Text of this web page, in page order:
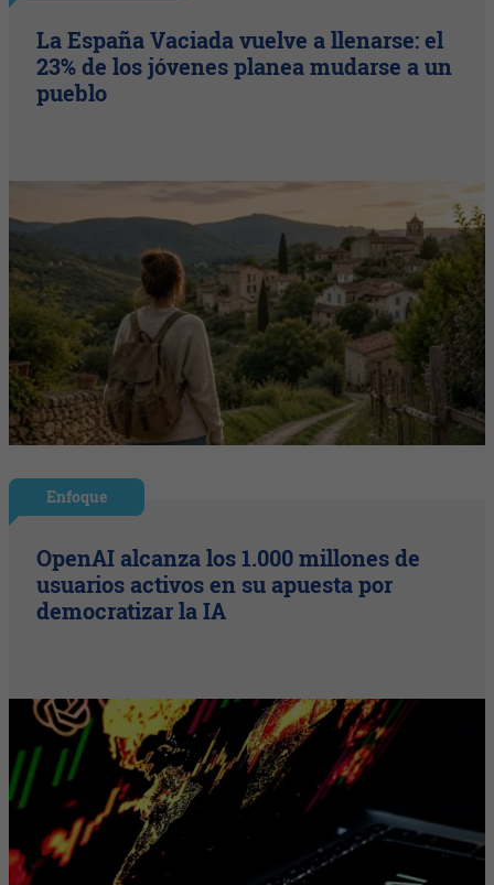
La España Vaciada vuelve a llenarse: el
23% de los jóvenes planea mudarse a un
pueblo
Enfoque
OpenAI alcanza los 1.000 millones de
usuarios activos en su apuesta por
democratizar la IA